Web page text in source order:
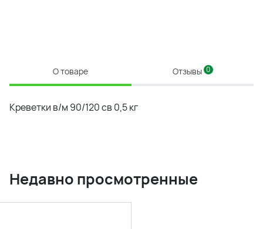
О товаре Отзывы 0
Креветки в/м 90/120 св 0,5 кг
Недавно просмотренные